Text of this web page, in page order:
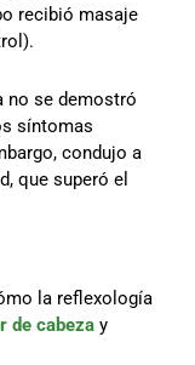
recibió masaje
no se demostró
síntomas
condujo a
que superó el
la reflexología
de cabeza y